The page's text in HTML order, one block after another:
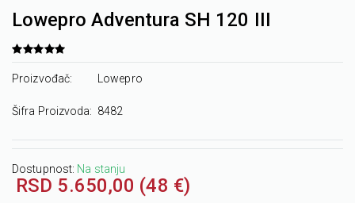
Lowepro Adventura SH 120 III
Proizvođač: Lowepro
Šifra Proizvoda: 8482
Dostupnost: Na stanju
RSD 5.650,00 (48 €)